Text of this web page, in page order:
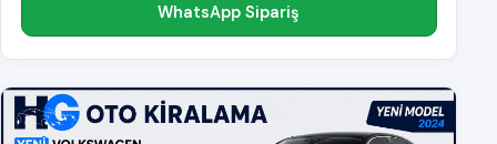
WhatsApp Sipariş